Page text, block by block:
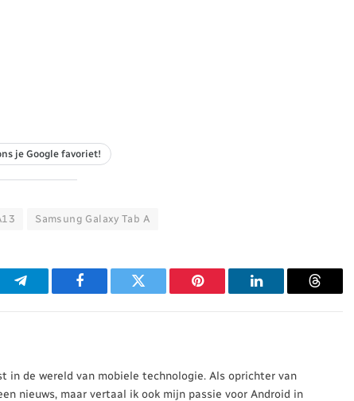
je Google favoriet!
Samsung Galaxy Tab A
Telegram Facebook Twitter Pinterest LinkedIn Threads
in de wereld van mobiele technologie. Als oprichter van
nieuws, maar vertaal ik ook mijn passie voor Android in